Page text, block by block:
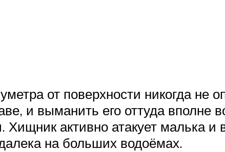
от поверхности никогда не
и выманить его оттуда вполне
активно атакует малька и
на больших водоёмах.